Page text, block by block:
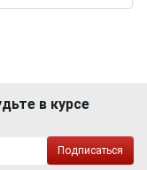
в курсе
Подписаться